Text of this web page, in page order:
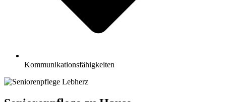
Kommunikationsfähigkeiten